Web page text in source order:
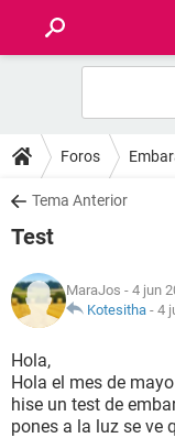
FOROS
SALUD
NUTRICIÓN
BIENESTAR
SEXUALIDAD
Foros
Tema Anterior
Test
MaraJos - 4 jun
Kotesitha - 4
Hola,
Hola el mes de
hise un test de
pones a la luz se ve